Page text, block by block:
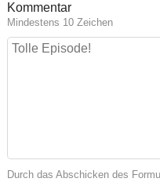
Kommentar
Mindestens 10 Zeichen
Durch das Abschicken des